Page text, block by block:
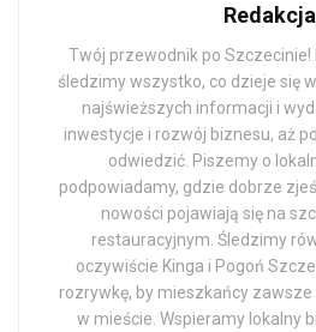
Redakcja
Twój przewodnik po Szczecinie!
śledzimy wszystko, co dzieje się
najświeższych informacji i
inwestycje i rozwój biznesu, aż
odwiedzić. Piszemy o
podpowiadamy, gdzie dobrze
nowości pojawiają się na
restauracyjnym. Śledzimy
oczywiście Kinga i Pogoń
rozrywkę, by mieszkańcy zawsze
w mieście. Wspieramy lokalny